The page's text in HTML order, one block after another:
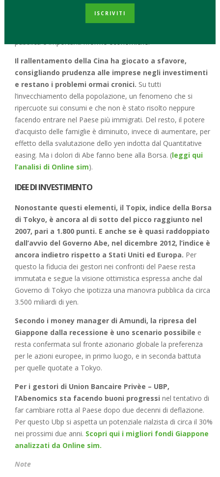
l’Abenomics, ossia il piano di riforme varato dal
premier non sia così efficace. Su cosa si basa? Le tre linee
pubblica e importanti riforme economiche.
Il rallentamento della Cina ha giocato a sfavore,
consigliando prudenza alle imprese negli investimenti
e restano i problemi ormai cronici. Su tutti
l’invecchiamento della popolazione, un fenomeno che si
ripercuote sui consumi e che non è stato risolto neppure
facendo entrare nel Paese più immigrati. Del resto, il potere
d’acquisto delle famiglie è diminuito, invece di aumentare, per
effetto della svalutazione dello yen indotta dal Quantitative
easing. Ma i dolori di Abe fanno bene alla Borsa. (leggi qui
l’analisi di Online sim).
IDEE DI INVESTIMENTO
Nonostante questi elementi, il Topix, indice della Borsa
di Tokyo, è ancora al di sotto del picco raggiunto nel
2007, pari a 1.800 punti. E anche se è quasi raddoppiato
dall’avvio del Governo Abe, nel dicembre 2012, l’indice è
ancora indietro rispetto a Stati Uniti ed Europa. Per
questo la fiducia dei gestori nei confronti del Paese resta
immutata e segue la visione ottimistica espressa anche dal
Governo di Tokyo che ipotizza una manovra pubblica da circa
3.500 miliardi di yen.
Secondo i money manager di Amundi, la ripresa del
Giappone dalla recessione è uno scenario possibile e
resta confermata sul fronte azionario globale la preferenza
per le azioni europee, in primo luogo, e in seconda battuta
per quelle quotate a Tokyo.
Per i gestori di Union Bancaire Privèe – UBP,
l’Abenomics sta facendo buoni progressi nel tentativo di
far cambiare rotta al Paese dopo due decenni di deflazione.
Per questo Ubp si aspetta un potenziale rialzista di circa il 30%
nei prossimi due anni. Scopri qui i migliori fondi Giappone
analizzati da Online sim.
Note
ISCRIVITI